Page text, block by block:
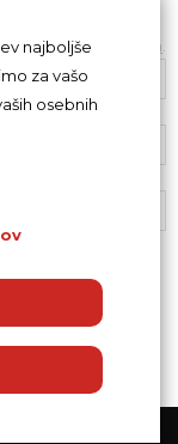
komentiranja
najboljše
za vašo
osebnih